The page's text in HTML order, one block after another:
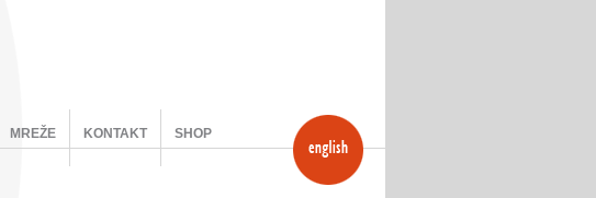
MREŽE KONTAKT SHOP